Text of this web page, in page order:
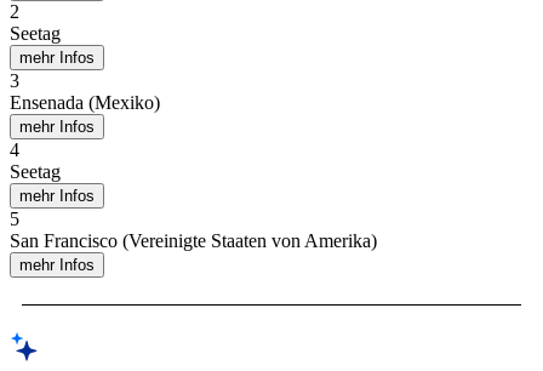
2
Seetag
mehr Infos
3
Ensenada (Mexiko)
mehr Infos
4
Seetag
mehr Infos
5
San Francisco (Vereinigte Staaten von Amerika)
mehr Infos